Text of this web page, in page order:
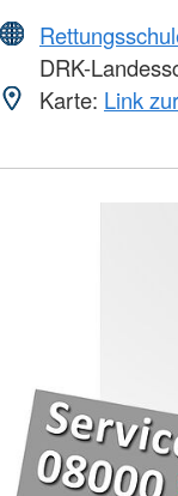
DRK-
Karte: Link